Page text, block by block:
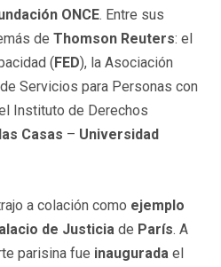
ONCE. Entre sus
de Thomson Reuters: el
(FED), la Asociación
Servicios para Personas con
Instituto de Derechos
Casas – Universidad
a colación como ejemplo
de Justicia de París. A
parisina fue inaugurada el